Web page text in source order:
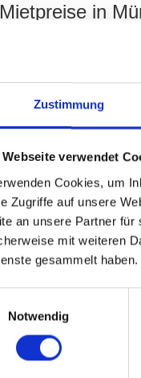
Zustimmung
Webseite verwendet
Cookies, um
Zugriffe auf unsere
an unsere Partner für
mit weiteren
gesammelt haben.
Notwendig
in
unverbindlich
in
unterstützt Sie gern.
Tor und